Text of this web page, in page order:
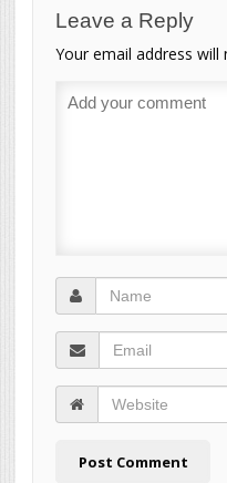
Leave a Reply
Your email address will